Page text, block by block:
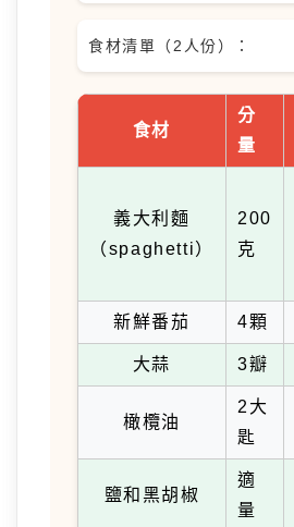
食材清單（2人份）：
食材
分
量
義大利麵
（spaghetti）
200
克
新鮮番茄 4顆
大蒜 3瓣
橄欖油
2大
匙
鹽和黑胡椒
適
量